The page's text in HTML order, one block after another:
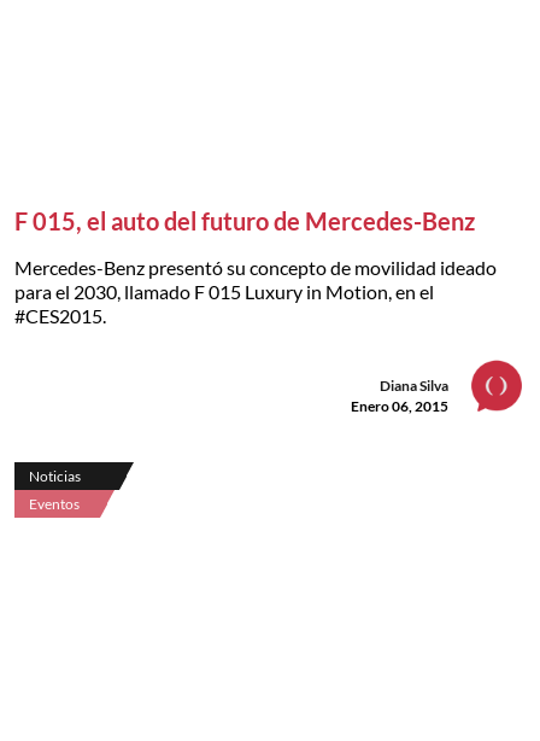
F 015, el auto del futuro de Mercedes-Benz
Mercedes-Benz presentó su concepto de movilidad ideado
para el 2030, llamado F 015 Luxury in Motion, en el
#CES2015.
Diana Silva
Enero 06, 2015
Noticias
Eventos